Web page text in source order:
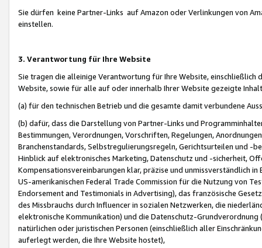
Sie dürfen keine Partner-Links auf Amazon oder Verlinkungen von
einstellen.
3. Verantwortung für Ihre Website
Sie tragen die alleinige Verantwortung für Ihre Website,
Website, sowie für alle auf oder innerhalb Ihrer Website gezeigte
(a) für den technischen Betrieb und die gesamte damit verbundene
(b) dafür, dass die Darstellung von Partner-Links und
Bestimmungen, Verordnungen, Vorschriften, Regelungen,
Branchenstandards, Selbstregulierungsregeln, Gerichtsurteilen und -
Hinblick auf elektronisches Marketing, Datenschutz und -sicherheit,
Kompensationsvereinbarungen klar, präzise und unmissverständlich
US-amerikanischen Federal Trade Commission für die Nutzung von
Endorsement and Testimonials in Advertising), das französische
des Missbrauchs durch Influencer in sozialen Netzwerken, die
elektronische Kommunikation) und die Datenschutz-
natürlichen oder juristischen Personen (einschließlich aller
auferlegt werden, die Ihre Website hostet),